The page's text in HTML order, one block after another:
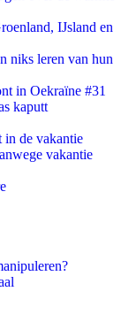
IJsland en
niks leren van hun
in Oekraïne #31
kaputt
in de vakantie
vakantie